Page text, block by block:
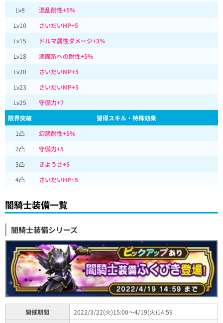
Lv8
混乱耐性+5%
Lv10
さいだいHP+5
Lv15
ドルマ属性ダメージ+3%
Lv18
悪魔系への耐性+5%
Lv20
さいだいMP+5
Lv23
さいだいMP+5
Lv25
守備力+7
限界突破
習得スキル・特殊効果
1凸
幻惑耐性+5%
2凸
守備力+5
3凸
きようさ+5
4凸
さいだいHP+5
闇騎士装備一覧
闇騎士装備シリーズ
開催期間
2022/3/22(火)15:00～4/19(火)14:59